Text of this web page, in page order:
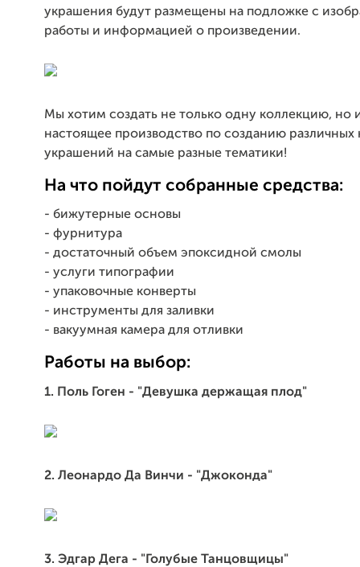
украшения будут размещены на подложке с
работы и информацией о произведении.
Мы хотим создать не только одну коллекцию, но
настоящее производство по созданию различных
украшений на самые разные тематики!
На что пойдут собранные средства:
- бижутерные основы
- фурнитура
- достаточный объем эпоксидной смолы
- услуги типографии
- упаковочные конверты
- инструменты для заливки
- вакуумная камера для отливки
Работы на выбор:
1. Поль Гоген - "Девушка держащая плод"
2. Леонардо Да Винчи - "Джоконда"
3. Эдгар Дега - "Голубые Танцовщицы"